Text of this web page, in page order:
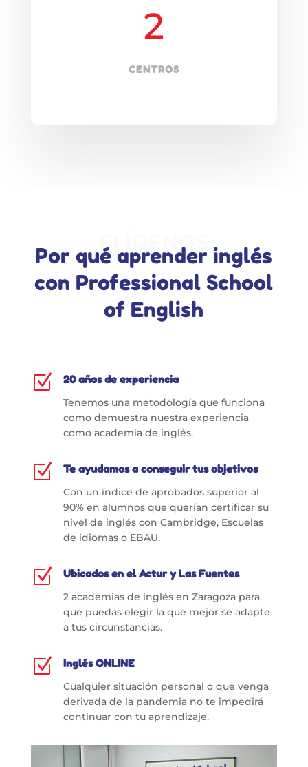
2
CENTROS
ELÍGENOS
Por qué aprender inglés
con Professional School
of English
Z 20 años de experiencia
Tenemos una metodología que funciona
como demuestra nuestra experiencia
como academia de inglés.
Z Te ayudamos a conseguir tus objetivos
Con un índice de aprobados superior al
90% en alumnos que querían certificar su
nivel de inglés con Cambridge, Escuelas
de idiomas o EBAU.
Z Ubicados en el Actur y Las Fuentes
2 academias de inglés en Zaragoza para
que puedas elegir la que mejor se adapte
a tus circunstancias.
Z Inglés ONLINE
Cualquier situación personal o que venga
derivada de la pandemia no te impedirá
continuar con tu aprendizaje.